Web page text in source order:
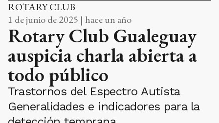
ROTARY CLUB
1 de junio de 2025 | hace un año
Rotary Club Gualeguay
auspicia charla abierta a
todo público
Trastornos del Espectro Autista
Generalidades e indicadores para la